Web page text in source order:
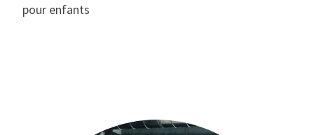
pour enfants